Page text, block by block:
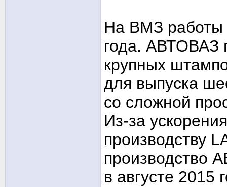
На ВМЗ работы
года. АВТОВАЗ
крупных
для выпуска
со сложной
Из-за
производству
производство
в августе 2015